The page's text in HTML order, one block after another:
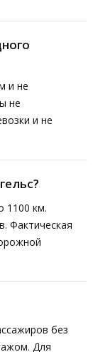
и не
не
и не
1100 км.
Фактическая
без
Для